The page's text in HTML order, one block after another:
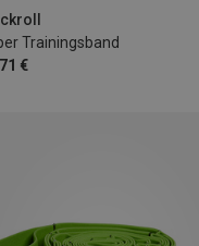
Trainingsband
€